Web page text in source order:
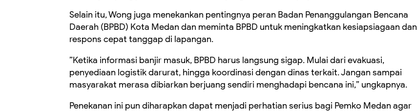
Selain itu, Wong juga menekankan pentingnya peran Badan Penanggulangan Bencana
Daerah (BPBD) Kota Medan dan meminta BPBD untuk meningkatkan kesiapsiagaan dan
respons cepat tanggap di lapangan.
”Ketika informasi banjir masuk, BPBD harus langsung sigap. Mulai dari evakuasi,
penyediaan logistik darurat, hingga koordinasi dengan dinas terkait. Jangan sampai
masyarakat merasa dibiarkan berjuang sendiri menghadapi bencana ini,” ungkapnya. ​
Penekanan ini pun diharapkan dapat menjadi perhatian serius bagi Pemko Medan agar